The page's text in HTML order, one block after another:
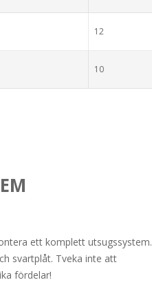
12
10
ett komplett utsugssystem.
svartplåt. Tveka inte att
fördelar!